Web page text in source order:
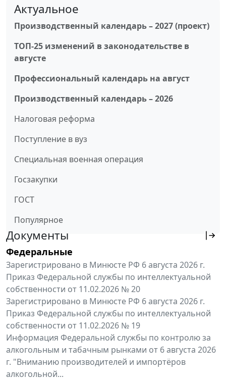
Актуальное
Производственный календарь – 2027 (проект)
ТОП-25 изменений в законодательстве в
августе
Профессиональный календарь на август
Производственный календарь – 2026
Налоговая реформа
Поступление в вуз
Специальная военная операция
Госзакупки
ГОСТ
Популярное
Документы
Федеральные
Зарегистрировано в Минюсте РФ 6 августа 2026 г.
Приказ Федеральной службы по интеллектуальной
собственности от 11.02.2026 № 20
Зарегистрировано в Минюсте РФ 6 августа 2026 г.
Приказ Федеральной службы по интеллектуальной
собственности от 11.02.2026 № 19
Информация Федеральной службы по контролю за
алкогольным и табачным рынками от 6 августа 2026
г. "Вниманию производителей и импортёров
алкогольной...